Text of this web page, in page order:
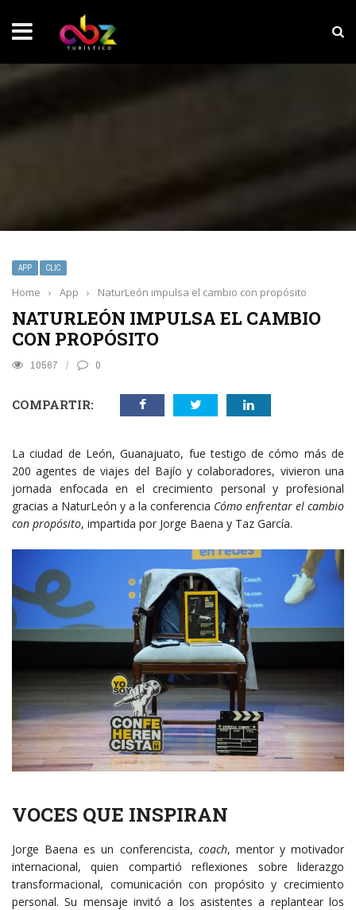
NOTICIAS SOBRESALIENTES
APP CLIC
Home › App › NaturLeón impulsa el cambio con propósito
NATURLEÓN IMPULSA EL CAMBIO
CON PROPÓSITO
10567 0
COMPARTIR:
La ciudad de León, Guanajuato, fue testigo de cómo más de
200 agentes de viajes del Bajío y colaboradores, vivieron una
jornada enfocada en el crecimiento personal y profesional
gracias a NaturLeón y a la conferencia Cómo enfrentar el cambio
con propósito, impartida por Jorge Baena y Taz García.
VOCES QUE INSPIRAN
Jorge Baena es un conferencista, coach, mentor y motivador
internacional, quien compartió reflexiones sobre liderazgo
transformacional, comunicación con propósito y crecimiento
personal. Su mensaje invitó a los asistentes a replantear los